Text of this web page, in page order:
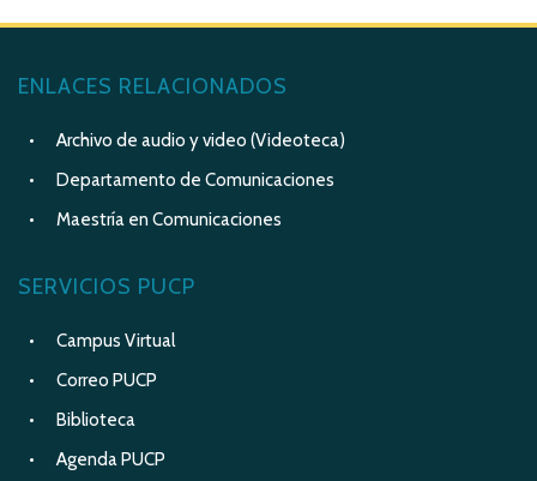
ENLACES RELACIONADOS
Archivo de audio y video (Videoteca)
Departamento de Comunicaciones
Maestría en Comunicaciones
SERVICIOS PUCP
Campus Virtual
Correo PUCP
Biblioteca
Agenda PUCP